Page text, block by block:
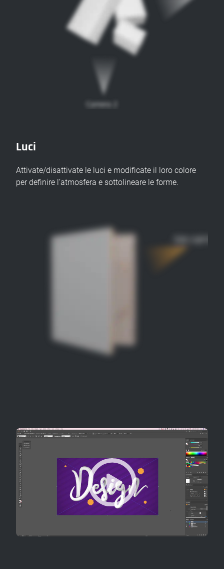
Luci
Attivate/disattivate le luci e modificate il loro colore
per definire l’atmosfera e sottolineare le forme.